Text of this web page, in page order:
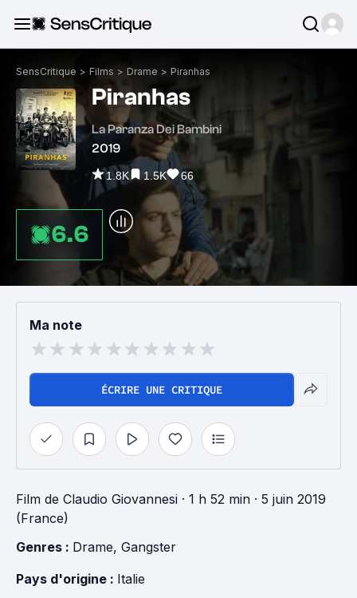
SensCritique > Films > Drame > Piranhas
Piranhas
La Paranza Dei Bambini
2019
1.8K 1.5K 66
6.6
Ma note
ÉCRIRE UNE CRITIQUE
Film de Claudio Giovannesi · 1 h 52 min · 5 juin 2019
(France)
Genres : Drame, Gangster
Pays d'origine : Italie